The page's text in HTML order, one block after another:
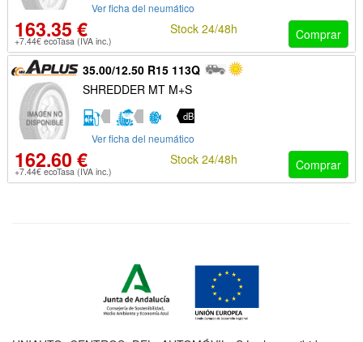
Ver ficha del neumático
163.35 €
+7.44€ ecoTasa (IVA inc.) Comprar
Stock 24/48h
35.00/12.50 R15 113Q
SHREDDER MT M+S
dB
Ver ficha del neumático
162.60 €
+7.44€ ecoTasa (IVA inc.) Comprar
Stock 24/48h